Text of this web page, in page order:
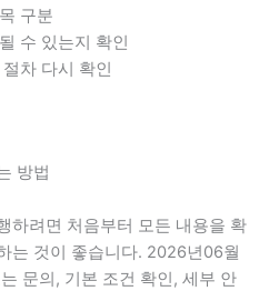
구분
수 있는지 확인
차 다시 확인
방법
하려면 처음부터 모든 내용을 확
는 것이 좋습니다. 2026년06월
문의, 기본 조건 확인, 세부 안